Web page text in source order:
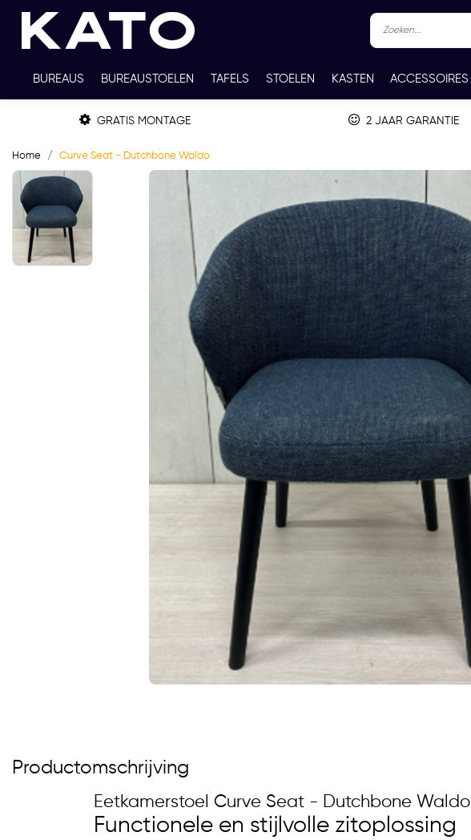
BUREAUS BUREAUSTOELEN TAFELS STOELEN KASTEN ACCESSOIRES
TWEEDEHANDS THUISWERKPLEKKEN WERKBLADKLEUREN CONTACT
GRATIS MONTAGE 2 JAAR GARANTIE
Home Curve Seat - Dutchbone Waldo
Productomschrijving
Eetkamerstoel Curve Seat - Dutchbone Waldo
Functionele en stijlvolle zitoplossing